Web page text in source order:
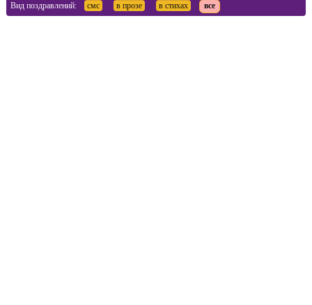
Вид поздравлений: смс в прозе в стихах все